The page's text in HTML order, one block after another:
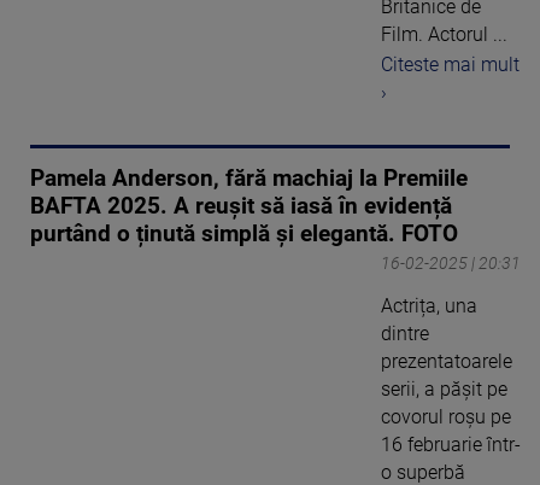
Britanice de
Film. Actorul ...
Citeste mai mult
›
Pamela Anderson, fără machiaj la Premiile
BAFTA 2025. A reușit să iasă în evidență
purtând o ținută simplă și elegantă. FOTO
16-02-2025 | 20:31
Actrița, una
dintre
prezentatoarele
serii, a pășit pe
covorul roșu pe
16 februarie într-
o superbă